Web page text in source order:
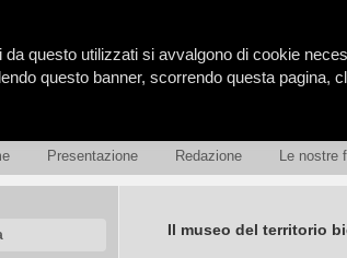
Presentazione Redazione Le nostre
Il museo del territorio
questo utilizzati si avvalgono di cookie
questo banner, scorrendo questa pagina,